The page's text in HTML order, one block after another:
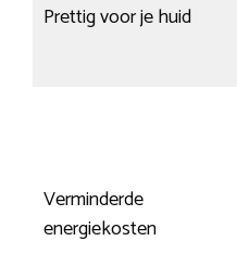
Prettig voor je huid
Verminderde
energiekosten